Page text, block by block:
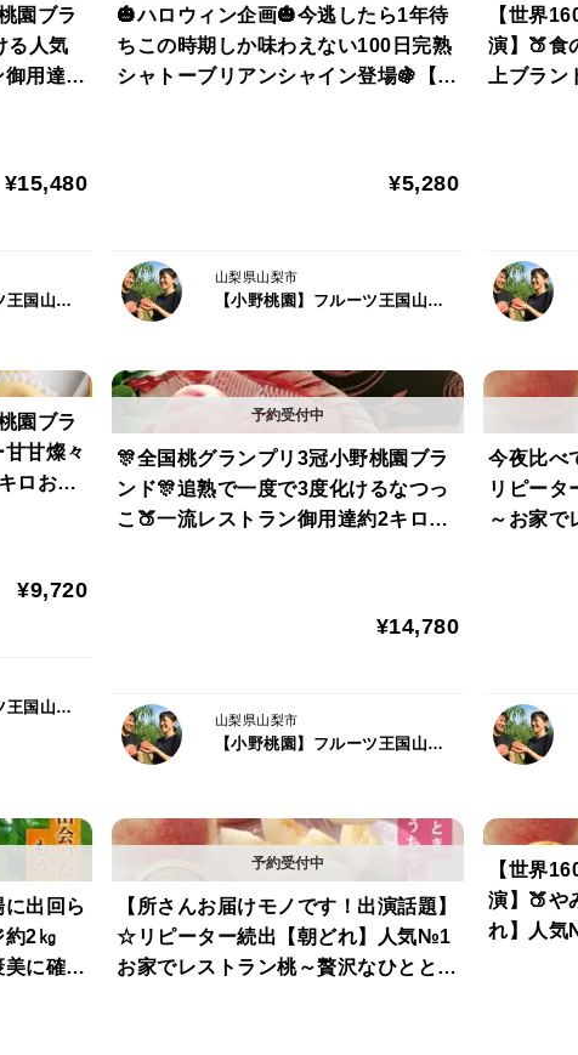
桃園オリジナル黎王は「新しい時代や文化が始まろうとする
次世代の王として君臨する桃」としての願いが込められてい
した🍑
つまでも口の中に入れておきたくなるような今までになかなか
うただ甘いというだけでなく、５大味覚のうち３つも網羅す
イレクトに突き刺さる美味しさです。
大福もそうですが、一回塩味を感じてそのあと甘みがやってく
れが自然界で出来てしまうのですから本当に自然と言うものは
、審査員の方のお目も高いなと感じたくらい本当にレベルの高
ったと感じます。
はその『黎王』とは一体どんな桃なのでしょうか？その3つの
在TVで話題となり応募が殺到しております。ページが公開し
ください。今回を逃すと1年待ちとなってしまいますので予
園ブラ
る人気
用達約
¥15,480
【小野桃園】フルーツ王国山梨ブランド
🎃ハロウィン企画🎃今逃したら1年待
ちこの時期しか味わえない100日完熟
シャトーブリアンシャイン登場🍇【朝
¥5,280
山梨県山梨市
【小野桃園】フルーツ王国山梨ブランド
【世界
演】🍑食
上ブラ
園ブラ
甘燦々
ロお試
¥9,720
【小野桃園】フルーツ王国山梨ブランド
🎊全国桃グランプリ3冠小野桃園ブラ
ンド🎊追熟で一度で3度化けるなつっ
こ🍑一流レストラン御用達約2キロ大
¥14,780
山梨県山梨市
【小野桃園】フルーツ王国山梨ブランド
今夜比べ
リピー
～お家で
出回ら
約2㎏
美に確か
【所さんお届けモノです！出演話題】
☆リピーター続出【朝どれ】人気№1
お家でレストラン桃～贅沢なひととき
【世界
演】🍑や
れ】人気